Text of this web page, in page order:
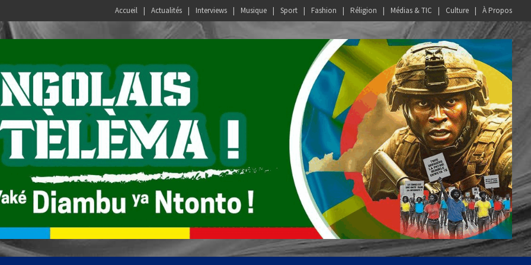
Accueil Actualités Interviews Musique Sport Fashion Réligion Médias & TIC Culture À Propos